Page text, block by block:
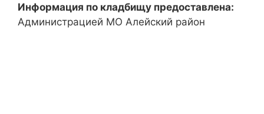
Информация по кладбищу предоставлена:
Администрацией МО Алейский район